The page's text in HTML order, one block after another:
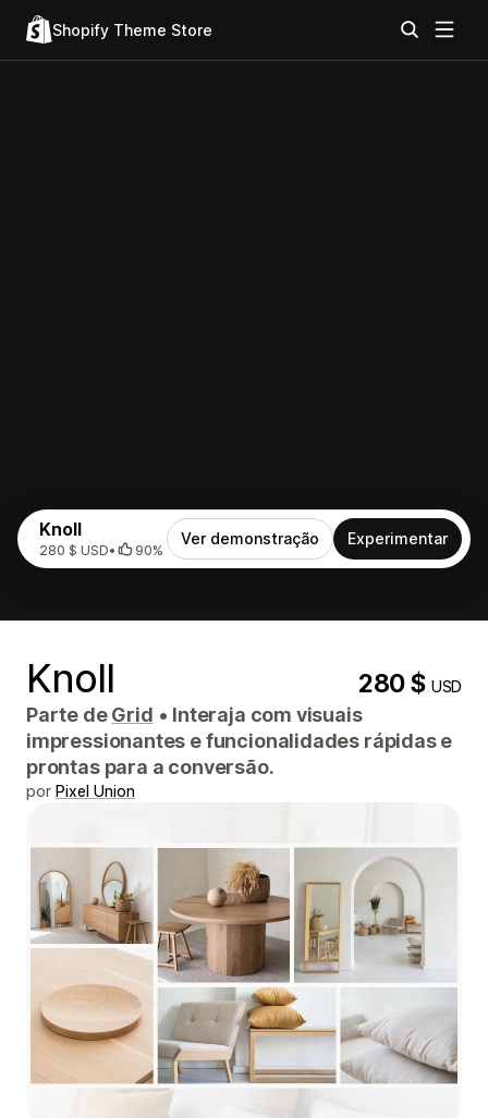
Shopify Theme Store
Knoll
280 $ USD• 90%
Ver demonstração Experimentar
Knoll 280 $USD
Parte deGrid • Interaja com visuais
impressionantes e funcionalidades rápidas e
prontas para a conversão.
por Pixel Union